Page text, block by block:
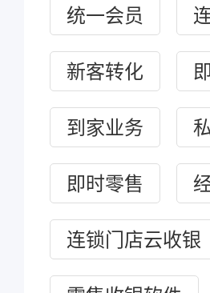
统一会员
新客转化
到家业务
即时零售
连锁门店云收银